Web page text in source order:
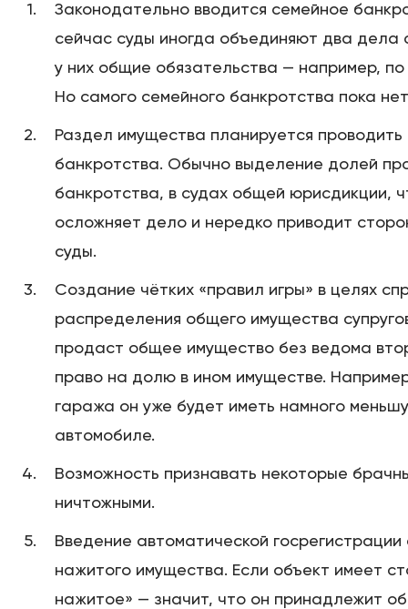
Законодательно вводится семейное
сейчас суды иногда объединяют два дела
у них общие обязательства — например, по
Но самого семейного банкротства пока
Раздел имущества планируется
банкротства. Обычно выделение долей
банкротства, в судах общей юрисдикции,
осложняет дело и нередко приводит
суды.
Создание чётких «правил игры» в целях
распределения общего имущества
продаст общее имущество без ведома
право на долю в ином имуществе.
гаража он уже будет иметь намного
автомобиле.
Возможность признавать некоторые
ничтожными.
Введение автоматической госрегистрации
нажитого имущества. Если объект имеет
нажитое» — значит, что он принадлежит